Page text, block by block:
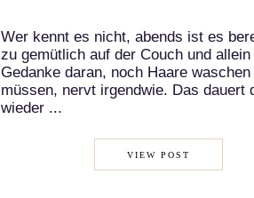
Wer kennt es nicht, abends ist es
zu gemütlich auf der Couch und allein
Gedanke daran, noch Haare
müssen, nervt irgendwie. Das dauert
wieder ...
VIEW POST